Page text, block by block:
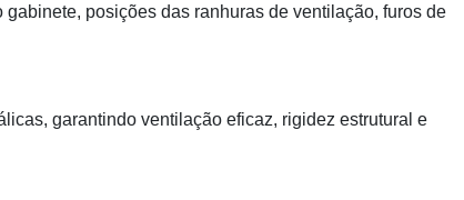
posições das ranhuras de ventilação, furos de
garantindo ventilação eficaz, rigidez estrutural e